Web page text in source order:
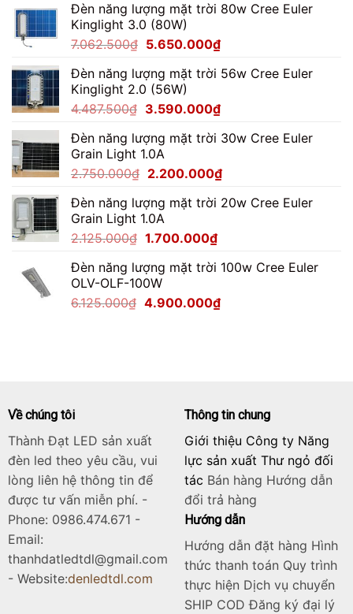
2026
|
Chi
Tiết,
Ưu
Cực
Hấp
Dẫn
Đèn năng lượng mặt trời 80w Cree Euler
Kinglight 3.0 (80W)
7.062.500₫ Giá
là:
7.062.500₫.
5.650.000₫Giá
tại
5.650.000₫.
Đèn năng lượng mặt trời 56w Cree Euler
Kinglight 2.0 (56W)
4.487.500₫ Giá
là:
4.487.500₫.
3.590.000₫Giá
tại
3.590.000₫.
Đèn năng lượng mặt trời 30w Cree Euler
Grain Light 1.0A
2.750.000₫ Giá
là:
2.750.000₫.
2.200.000₫Giá
tại
Đèn năng lượng mặt trời 20w Cree Euler
Grain Light 1.0A
2.125.000₫ Giá
là:
2.125.000₫.
1.700.000₫Giá
tại
1.700.000₫.
Đèn năng lượng mặt trời 100w Cree Euler
OLV-OLF-100W
6.125.000₫ Giá
4.900.000₫Giá
Về chúng tôi
Thành Đạt LED sản xuất
đèn led theo yêu cầu, vui
lòng liên hệ thông tin để
được tư vấn miễn phí. -
Phone: 0986.474.671 -
Email:
thanhdatledtdl@gmail.com
- Website:denledtdl.com
Thông tin chung
Giới thiệu Công ty Năng
lực sản xuất Thư ngỏ đối
tác Bán hàng Hướng dẫn
đổi trả hàng
Hướng dẫn
Hướng dẫn đặt hàng Hình
thức thanh toán Quy trình
thực hiện Dịch vụ chuyển
SHIP COD Đăng ký đại lý